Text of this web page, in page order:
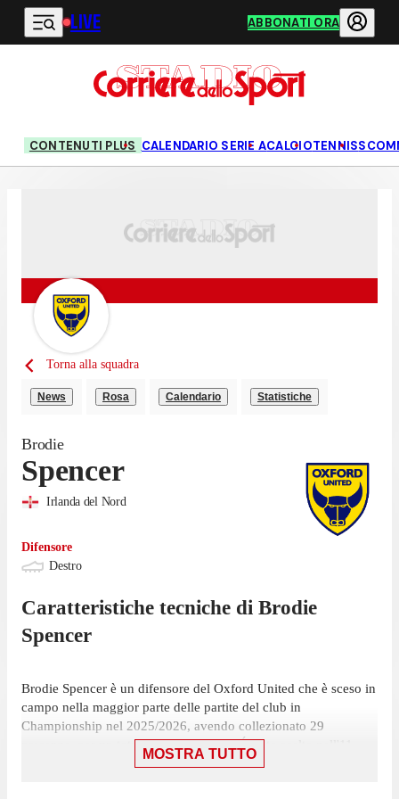
Vai al contenuto principale
LIVE ABBONATI ORA
CONTENUTI PLUS CALENDARIO SERIE ACALCIOTENNIS
Torna alla squadra
News Rosa Calendario Statistiche
Brodie
Spencer
Irlanda del Nord
Difensore
Destro
Caratteristiche tecniche di Brodie
Spencer
Brodie Spencer è un difensore del Oxford United che è sceso in
campo nella maggior parte delle partite del club in
Championship nel 2025/2026, avendo collezionato 29
presenze, per un totale di 2147 minuti. É stato scelto nell'11
iniziale in 23 presenze su 46 giornate ed è subentrato 6 volte.
MOSTRA TUTTO